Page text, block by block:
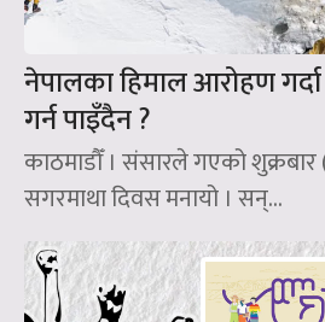
नेपालका हिमाल आरोहण
गर्न पाइँदैन ?
काठमाडौँ । संसारले गएको शुक्रबार
सगरमाथा दिवस मनायो । सन्‌...